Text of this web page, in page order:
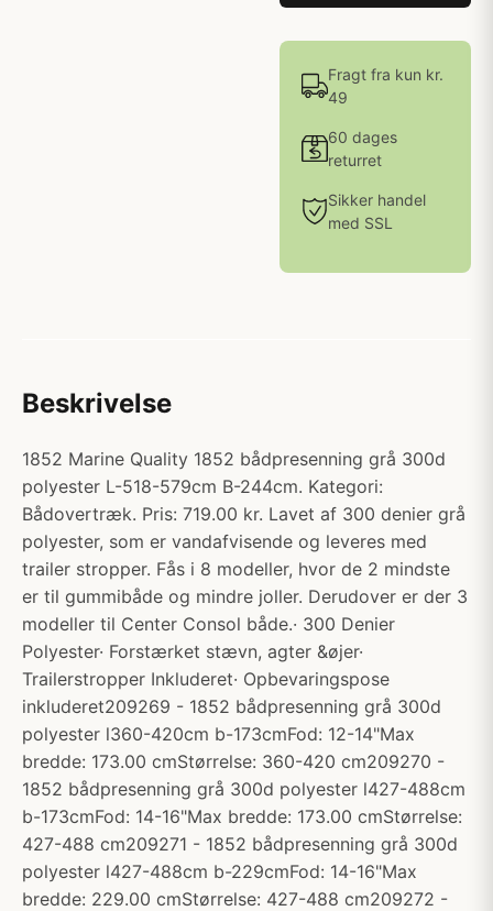
Fragt fra kun kr.
49
60 dages
returret
Sikker handel
med SSL
Beskrivelse
1852 Marine Quality 1852 bådpresenning grå 300d
polyester L-518-579cm B-244cm. Kategori:
Bådovertræk. Pris: 719.00 kr. Lavet af 300 denier grå
polyester, som er vandafvisende og leveres med
trailer stropper. Fås i 8 modeller, hvor de 2 mindste
er til gummibåde og mindre joller. Derudover er der 3
modeller til Center Consol både.· 300 Denier
Polyester· Forstærket stævn, agter &øjer·
Trailerstropper Inkluderet· Opbevaringspose
inkluderet209269 - 1852 bådpresenning grå 300d
polyester l360-420cm b-173cmFod: 12-14"Max
bredde: 173.00 cmStørrelse: 360-420 cm209270 -
1852 bådpresenning grå 300d polyester l427-488cm
b-173cmFod: 14-16"Max bredde: 173.00 cmStørrelse:
427-488 cm209271 - 1852 bådpresenning grå 300d
polyester l427-488cm b-229cmFod: 14-16"Max
bredde: 229.00 cmStørrelse: 427-488 cm209272 -